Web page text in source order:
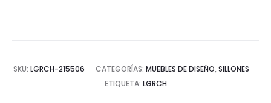
SKU: LGRCH-215506 CATEGORÍAS: MUEBLES DE DISEÑO, SILLONES
ETIQUETA: LGRCH